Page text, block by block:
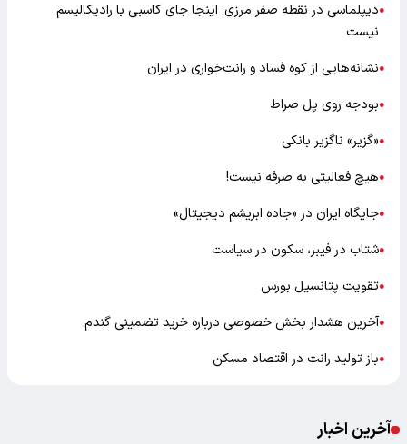
●دیپلماسی در نقطه صفر مرزی؛ اینجا جای کاسبی با رادیکالیسم
نیست
●نشانه‌هایی از کوه فساد و رانت‌خواری در ایران
●بودجه روی پل صراط
●«گزیر» ناگزیر بانکی
●هیچ فعالیتی به صرفه نیست!
●جایگاه ایران در «جاده ابریشم دیجیتال»
●شتاب در فیبر، سکون در سیاست
●تقویت پتانسیل بورس
●آخرین هشدار بخش خصوصی درباره خرید تضمینی گندم
●باز تولید رانت در اقتصاد مسکن
آخرین اخبار